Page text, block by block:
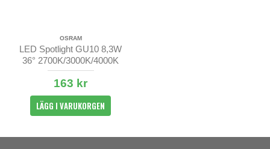
OSRAM
LED Spotlight GU10 8,3W
36° 2700K/3000K/4000K
163 kr
LÄGG I VARUKORGEN